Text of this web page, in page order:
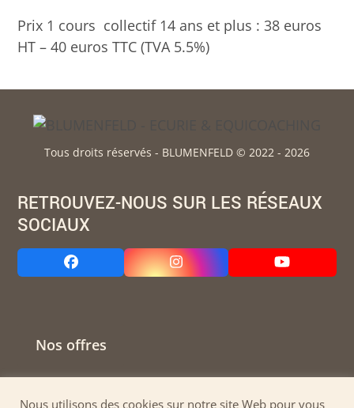
Prix 1 cours collectif 14 ans et plus : 38 euros
HT – 40 euros TTC (TVA 5.5%)
Tous droits réservés - BLUMENFELD © 2022 - 2026
RETROUVEZ-NOUS SUR LES RÉSEAUX
SOCIAUX
Facebook Instagram YouTube
Nos offres
Nous utilisons des cookies sur notre site Web pour vous